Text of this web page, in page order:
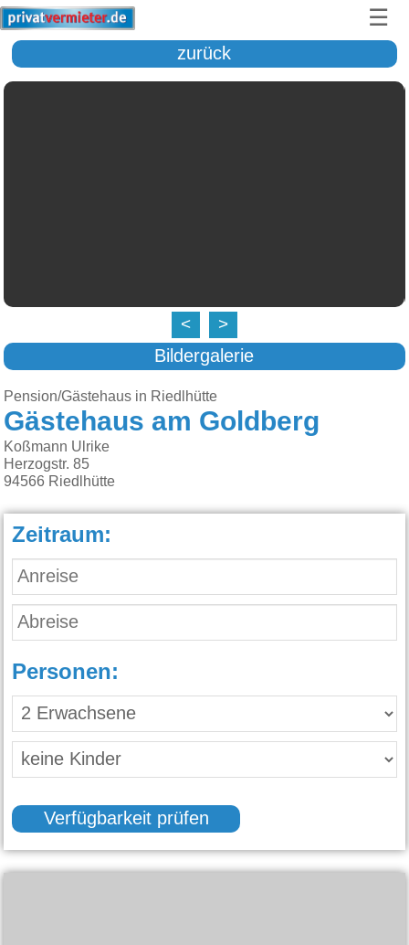
☰
zurück
< >
Bildergalerie
Pension/Gästehaus in Riedlhütte
Gästehaus am Goldberg
Koßmann Ulrike
Herzogstr. 85
94566 Riedlhütte
Zeitraum:
Personen:
Verfügbarkeit prüfen